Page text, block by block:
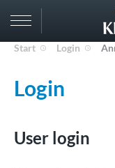
Start Login
Login
User login